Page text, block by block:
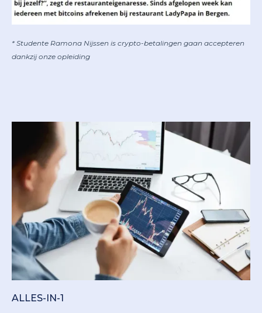
* Studente Ramona Nijssen is crypto-betalingen gaan accepteren
dankzij onze opleiding
ALLES-IN-1